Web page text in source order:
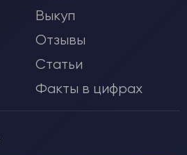
Выкуп
Отзывы
Статьи
Факты в цифрах